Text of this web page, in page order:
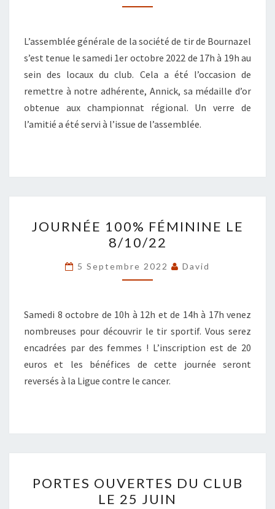
LE
L’assemblée générale de la société de tir de Bournazel
s’est tenue le samedi 1er octobre 2022 de 17h à 19h au
sein des locaux du club. Cela a été l’occasion de
remettre à notre adhérente, Annick, sa médaille d’or
obtenue aux championnat régional. Un verre de
l’amitié a été servi à l’issue de l’assemblée.
100%
FÉMININE
LE
8/10/22
JOURNÉE 100% FÉMININE LE
8/10/22
5 Septembre 2022 David
Samedi 8 octobre de 10h à 12h et de 14h à 17h venez
nombreuses pour découvrir le tir sportif. Vous serez
encadrées par des femmes ! L’inscription est de 20
euros et les bénéfices de cette journée seront
reversés à la Ligue contre le cancer.
OUVERTES
DU
PORTES OUVERTES DU CLUB
LE 25 JUIN